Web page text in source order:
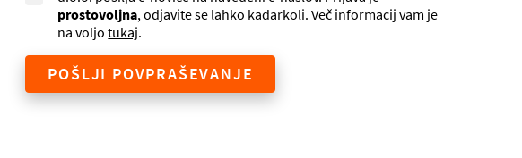
prostovoljna, odjavite se lahko kadarkoli. Več informacij vam je
na voljotukaj.
POŠLJI POVPRAŠEVANJE